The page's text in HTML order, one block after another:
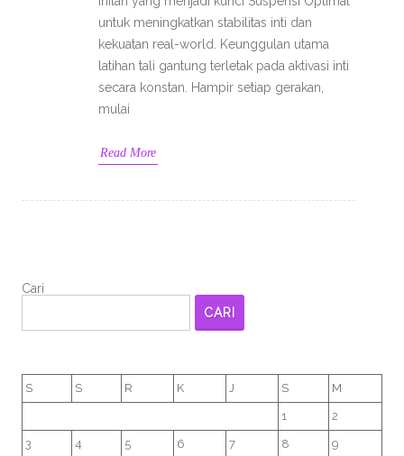
untuk meningkatkan stabilitas inti dan
kekuatan real-world. Keunggulan utama
latihan tali gantung terletak pada aktivasi inti
secara konstan. Hampir setiap gerakan,
mulai
Read More
Cari
CARI
S S R K J S M
1 2
3 4 5 6 7 8 9